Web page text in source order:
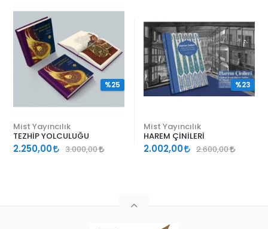
Mist Yayıncılık
TEZHİP YOLCULUĞU
2.250,00 3.000,00
%25
Mist Yayıncılık
HAREM ÇİNİLERİ
2.002,00 2.600,00
%23